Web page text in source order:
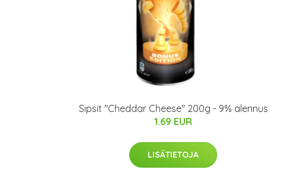
Sipsit "Cheddar Cheese" 200g - 9% alennus
1.69 EUR
LISÄTIETOJA